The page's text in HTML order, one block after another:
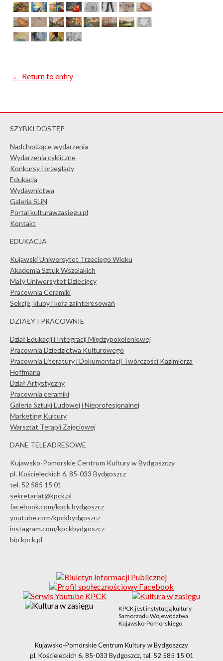
← Return to entry
SZYBKI DOSTĘP
Nadchodzące wydarzenia
Wydarzenia cykliczne
Konkursy i przeglądy
Edukacja
Wydawnictwa
Galeria SLiN
Portal kulturawzasiegu.pl
Kontakt
EDUKACJA
Kujawski Uniwersytet Trzeciego Wieku
Akademia Sztuk Wszelakich
Mały Uniwersytet Dziecięcy
Pracownia Ceramiki
Sekcje, kluby i koła zainteresowań
DZIAŁY I PRACOWNIE
Dział Edukacji i Integracji Międzypokoleniowej
Pracownia Dziedzictwa Kulturowego
Pracownia Literatury i Dokumentacji Twórczości Kazimierza
Hoffmana
Dział Artystyczny
Pracownia ceramiki
Galeria Sztuki Ludowej i Nieprofesjonalnej
Marketing Kultury
Warsztat Terapii Zajęciowej
DANE TELEADRESOWE
Kujawsko-Pomorskie Centrum Kultury w Bydgoszczy
pl. Kościeleckich 6, 85-033 Bydgoszcz
tel. 52 585 15 01
sekretariat@kpck.pl
facebook.com/kpck.bydgoszcz
youtube.com/kpckbydgoszcz
instagram.com/kpckbydgoszcz
bip.kpck.pl
KPCK jest instytucją kultury
Samorządu Województwa
Kujawsko-Pomorskiego
Kujawsko-Pomorskie Centrum Kultury w Bydgoszczy
pl. Kościeleckich 6, 85-033 Bydgoszcz, tel. 52 585 15 01